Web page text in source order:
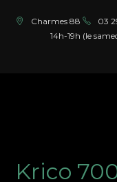
Charmes 88 03
14h-19h (le
Krico